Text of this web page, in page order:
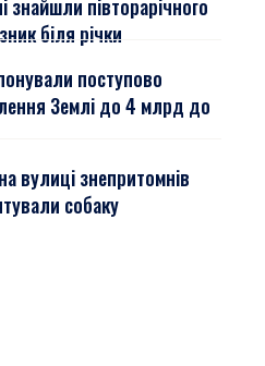
півторарічного
біля річки
поступово
Землі до 4 млрд до
вулиці знепритомнів
собаку